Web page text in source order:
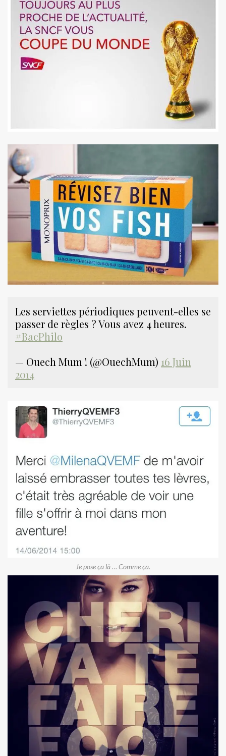
Les serviettes périodiques peuvent-elles se
passer de règles ? Vous avez 4 heures.
#BacPhilo
— Ouech Mum ! (@OuechMum) 16 Juin
2014
Je pose ça là … Comme ça.